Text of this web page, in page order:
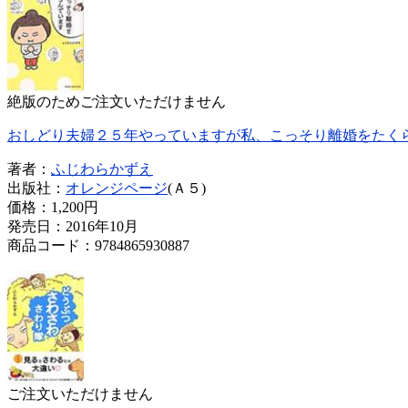
絶版のためご注文いただけません
おしどり夫婦２５年やっていますが私、こっそり離婚をたく
著者： ふじわらかずえ
出版社： オレンジページ(Ａ５)
価格： 1,200円
発売日：2016年10月
商品コード：9784865930887
ご注文いただけません